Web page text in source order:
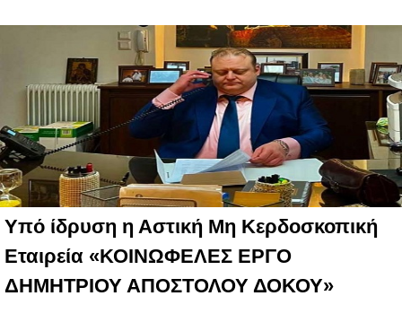
Υπό ίδρυση η Αστική Μη Κερδοσκοπική
Εταιρεία «ΚΟΙΝΩΦΕΛΕΣ ΕΡΓΟ
ΔΗΜΗΤΡΙΟΥ ΑΠΟΣΤΟΛΟΥ ΔΟΚΟΥ»